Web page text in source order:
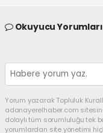
Okuyucu Yorumları
Yorum yazarak Topluluk
adanayerelhaber.com
dolaylı tüm sorumluluğu tek
yorumlardan site yönetimi